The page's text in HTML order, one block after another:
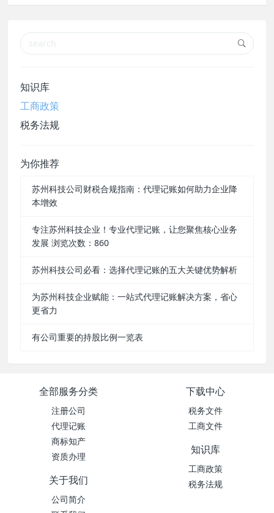
知识库
工商政策
税务法规
为你推荐
苏州科技公司财税合规指南：代理记账如何助力企业降
本增效
专注苏州科技企业！专业代理记账，让您聚焦核心业务
发展 浏览次数：860
苏州科技公司必看：选择代理记账的五大关键优势解析
为苏州科技企业赋能：一站式代理记账解决方案，省心
更省力
有公司重要的持股比例一览表
全部服务分类
注册公司
代理记账
商标知产
资质办理
下载中心
税务文件
工商文件
知识库
工商政策
税务法规
关于我们
公司简介